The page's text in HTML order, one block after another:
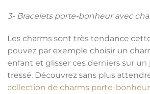
3- Bracelets porte-bonheur avec
Les charms sont très tendance
pouvez par exemple choisir un
enfant et glisser ces derniers sur un
tressé. Découvrez sans plus
collection de charms porte-bonheur